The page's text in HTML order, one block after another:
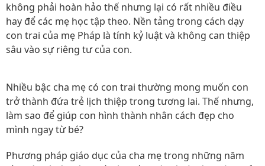
không phải hoàn hảo thế nhưng lại có rất nhiều điều
hay để các mẹ học tập theo. Nền tảng trong cách dạy
con trai của mẹ Pháp là tính kỷ luật và không can thiệp
sâu vào sự riêng tư của con.
Nhiều bậc cha mẹ có con trai thường mong muốn con
trở thành đứa trẻ lịch thiệp trong tương lai. Thế nhưng,
làm sao để giúp con hình thành nhân cách đẹp cho
mình ngay từ bé?
Phương pháp giáo dục của cha mẹ trong những năm